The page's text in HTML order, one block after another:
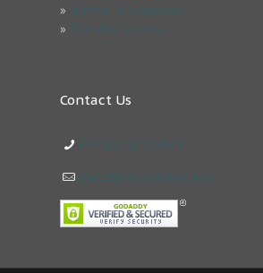
»
»
Contact Us